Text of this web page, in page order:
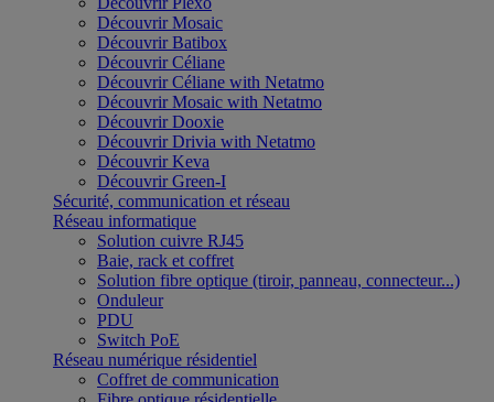
Découvrir Mosaic
Découvrir Batibox
Découvrir Céliane
Découvrir Céliane with Netatmo
Découvrir Mosaic with Netatmo
Découvrir Dooxie
Découvrir Drivia with Netatmo
Découvrir Keva
Découvrir Green-I
Sécurité, communication et réseau
Réseau informatique
Solution cuivre RJ45
Baie, rack et coffret
Solution fibre optique (tiroir, panneau, connecteur...)
Onduleur
PDU
Switch PoE
Réseau numérique résidentiel
Coffret de communication